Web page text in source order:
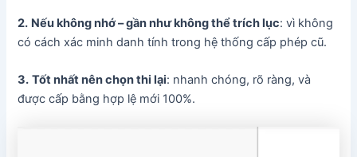
2. Nếu không nhớ – gần như không thể trích lục: vì không
có cách xác minh danh tính trong hệ thống cấp phép cũ.
3. Tốt nhất nên chọn thi lại: nhanh chóng, rõ ràng, và
được cấp bằng hợp lệ mới 100%.